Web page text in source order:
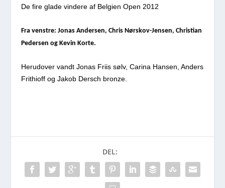
De fire glade vindere af Belgien Open 2012
Fra venstre: Jonas Andersen, Chris Nørskov-Jensen, Christian
Pedersen og Kevin Korte.
Herudover vandt Jonas Friis sølv, Carina Hansen, Anders
Frithioff og Jakob Dersch bronze.
DEL: